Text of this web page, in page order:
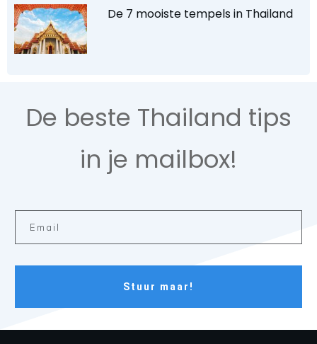
De 7 mooiste tempels in Thailand
De beste Thailand tips
in je mailbox!
Stuur maar!